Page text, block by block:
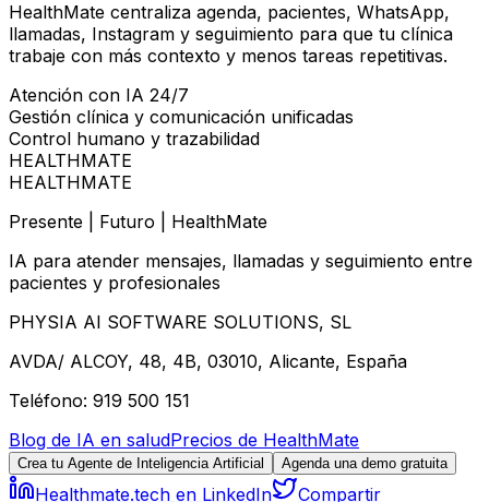
HealthMate centraliza agenda, pacientes, WhatsApp,
llamadas, Instagram y seguimiento para que tu clínica
trabaje con más contexto y menos tareas repetitivas.
Atención con IA 24/7
Gestión clínica y comunicación unificadas
Control humano y trazabilidad
HEALTHMATE
HEALTHMATE
Presente | Futuro | HealthMate
IA para atender mensajes, llamadas y seguimiento entre
pacientes y profesionales
PHYSIA AI SOFTWARE SOLUTIONS, SL
AVDA/ ALCOY, 48, 4B, 03010, Alicante, España
Teléfono: 919 500 151
Blog de IA en saludPrecios de HealthMate
Crea tu Agente de Inteligencia Artificial Agenda una demo gratuita
Healthmate.tech en LinkedIn
Compartir